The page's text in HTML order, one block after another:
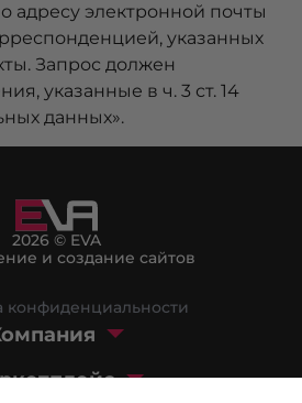
адресу электронной почты
указанных
Запрос должен
указанные в ч. 3 ст. 14
данных».
2026 © EVA
и создание сайтов
конфиденциальности